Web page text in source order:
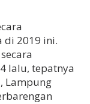
di 2019 ini.
lalu, tepatnya
Lampung